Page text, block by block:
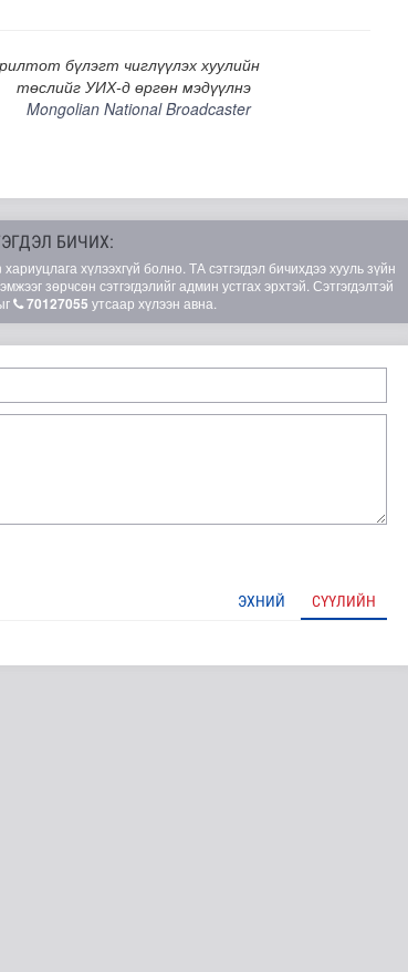
бүлэгт чиглүүлэх хуулийн
төслийг УИХ-д өргөн мэдүүлнэ
Mongolian National Broadcaster
БИЧИХ:
хүлээхгүй болно. ТА сэтгэгдэл бичихдээ хууль зүйн
зөрчсөн сэтгэгдэлийг админ устгах эрхтэй. Сэтгэгдэлтэй
70127055 утсаар хүлээн авна.
ЭХНИЙ СҮҮЛИЙН